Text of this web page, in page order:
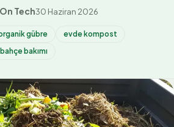
Tech30 Haziran 2026
gübre
evde kompost
bahçe bakımı